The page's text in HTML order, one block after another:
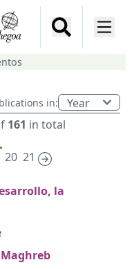
in:
161 in total
20 21
la